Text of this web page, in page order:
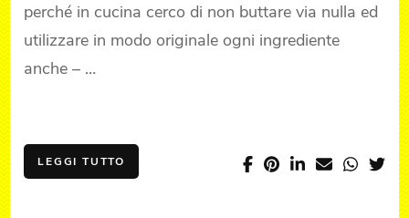
perché in cucina cerco di non buttare via nulla ed
utilizzare in modo originale ogni ingrediente
anche – …
LEGGI TUTTO